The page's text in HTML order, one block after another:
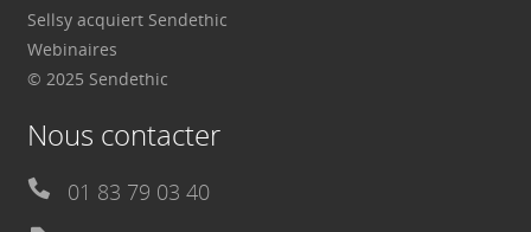
Sellsy acquiert Sendethic
Webinaires
© 2025 Sendethic
Nous contacter
01 83 79 03 40